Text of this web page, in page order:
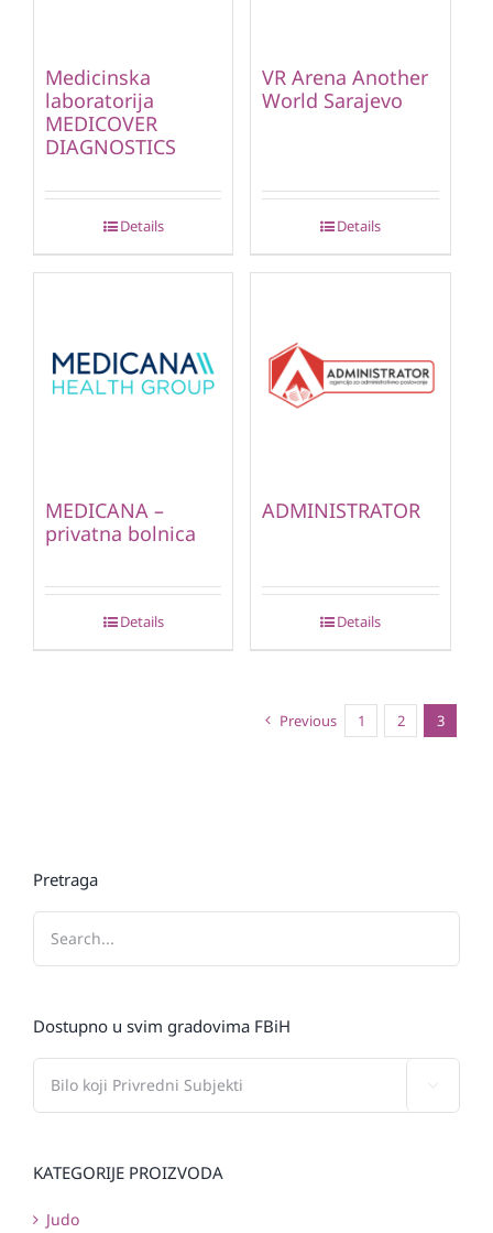
Medicinska
laboratorija
MEDICOVER
DIAGNOSTICS
Details
VR Arena Another
World Sarajevo
Details
MEDICANA –
privatna bolnica
Details
ADMINISTRATOR
Details
Previous 1 2 3
Pretraga
Dostupno u svim gradovima FBiH
KATEGORIJE PROIZVODA
Judo